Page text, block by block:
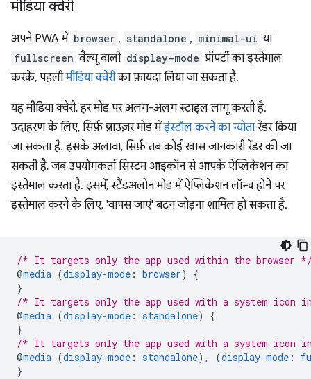
मीडिया क्वेरी
अपने PWA में browser , standalone , minimal-ui या
fullscreen वैल्यू वाली display-mode प्रॉपर्टी का इस्तेमाल
करके, पहलीमीडिया क्वेरीका फ़ायदा लिया जा सकता है.
यह मीडिया क्वेरी, हर मोड पर अलग-अलग स्टाइल लागू करती है.
उदाहरण के लिए, सिर्फ़ ब्राउज़र मोड मेंइंस्टॉल करने का न्योतारेंडर किया
जा सकता है. इसके अलावा, सिर्फ़ तब कोई खास जानकारी रेंडर की जा
सकती है, जब उपयोगकर्ता सिस्टम आइकॉन से आपके ऐप्लिकेशन का
इस्तेमाल करता है. इसमें, स्टैंडअलोन मोड में ऐप्लिकेशन लॉन्च होने पर
इस्तेमाल करने के लिए, 'वापस जाएं' बटन जोड़ना शामिल हो सकता है.
/* It targets only the app used within the browser
@media (display-mode : browser)
{
}
/* It targets only the app used with a system icon in
@media (display-mode : standalone)
{
}
/* It targets only the app used with a system icon
@media (display-mode : standalone), (display-mode :
}